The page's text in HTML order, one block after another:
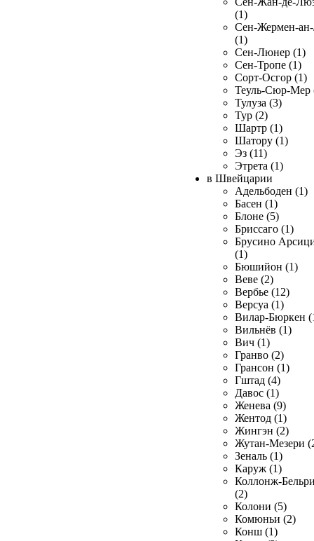
(1)
Сен-Жермен-
(1)
Сен-Люнер (1)
Сен-Тропе (1)
Сорт-Осгор (1)
Теуль-Сюр-Мер
Тулуза (3)
Тур (2)
Шартр (1)
Шатору (1)
Эз (11)
Этрета (1)
в Швейцарии
Адельбоден (1)
Басен (1)
Блоне (5)
Бриссаго (1)
Брусино
(1)
Бюшийон (1)
Веве (2)
Вербье (12)
Версуа (1)
Вилар-Бюркен
Вильнёв (1)
Вич (1)
Гранво (2)
Грансон (1)
Гштад (4)
Давос (1)
Женева (9)
Жентод (1)
Жингэн (2)
Жутан-Мезери
Зеналь (1)
Каруж (1)
Коллонж-
(2)
Колони (5)
Комюньи (2)
Конш (1)